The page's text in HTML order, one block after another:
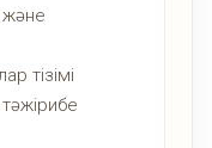
және
тізімі